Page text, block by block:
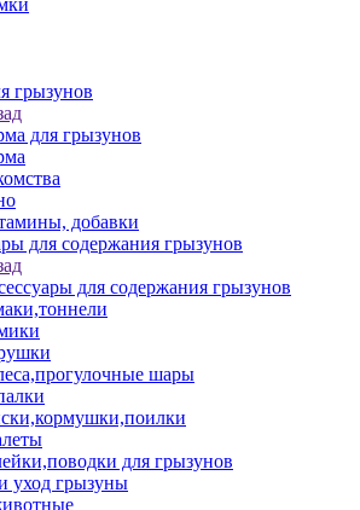
грызунов
для грызунов
добавки
для содержания грызунов
для содержания грызунов
шары
для грызунов
уход грызуны